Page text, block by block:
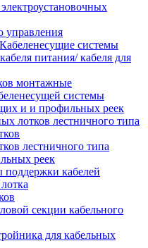
управления
Кабеленесущие системы
питания/ кабеля для
монтажные
системы
и и профильных реек
лотков лестничного типа
лестничного типа
реек
кабелей
секции кабельного
для кабельных